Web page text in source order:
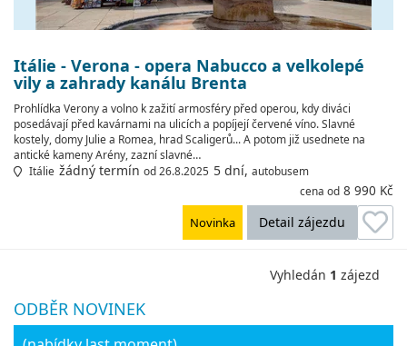
Itálie - Verona - opera Nabucco a velkolepé
vily a zahrady kanálu Brenta
Prohlídka Verony a volno k zažití armosféry před operou, kdy diváci
posedávají před kavárnami na ulicích a popíjejí červené víno. Slavné
kostely, domy Julie a Romea, hrad Scaligerů... A potom již usednete na
antické kameny Arény, zazní slavné…
Itálie žádný termín od 26.8.2025 5 dní, autobusem
cena od 8 990 Kč
Detail zájezdu
Novinka
Vyhledán 1 zájezd
ODBĚR NOVINEK